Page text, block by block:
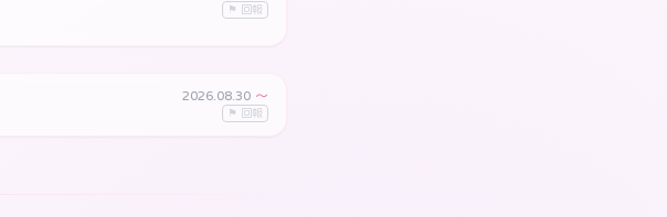
⚑ 回報
2026.08.30 〜
⚑ 回報